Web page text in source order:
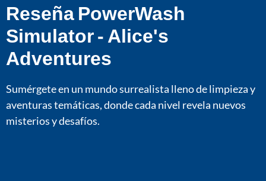
Reseña PowerWash
Simulator - Alice's
Adventures
Sumérgete en un mundo surrealista lleno de limpieza y
aventuras temáticas, donde cada nivel revela nuevos
misterios y desafíos.